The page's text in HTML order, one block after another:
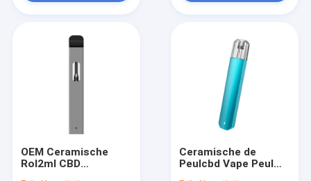
OEM Ceramische
Rol2ml CBD
Ceramische de
Peulcbd Vape Peul